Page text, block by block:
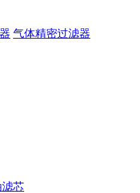
气体精密过滤器
滤芯